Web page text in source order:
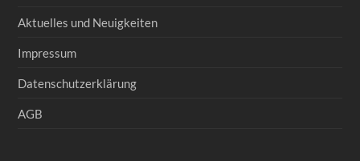
Aktuelles und Neuigkeiten
Impressum
Datenschutzerklärung
AGB